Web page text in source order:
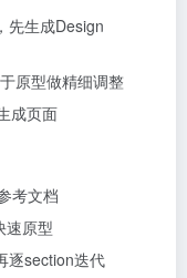
先生成Design
原型做精细调整
成页面
考文档
速原型
逐section迭代